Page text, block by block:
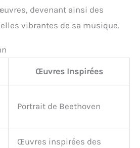
devenant ainsi des
vibrantes de sa musique.
Œuvres Inspirées
Portrait de Beethoven
Œuvres inspirées des